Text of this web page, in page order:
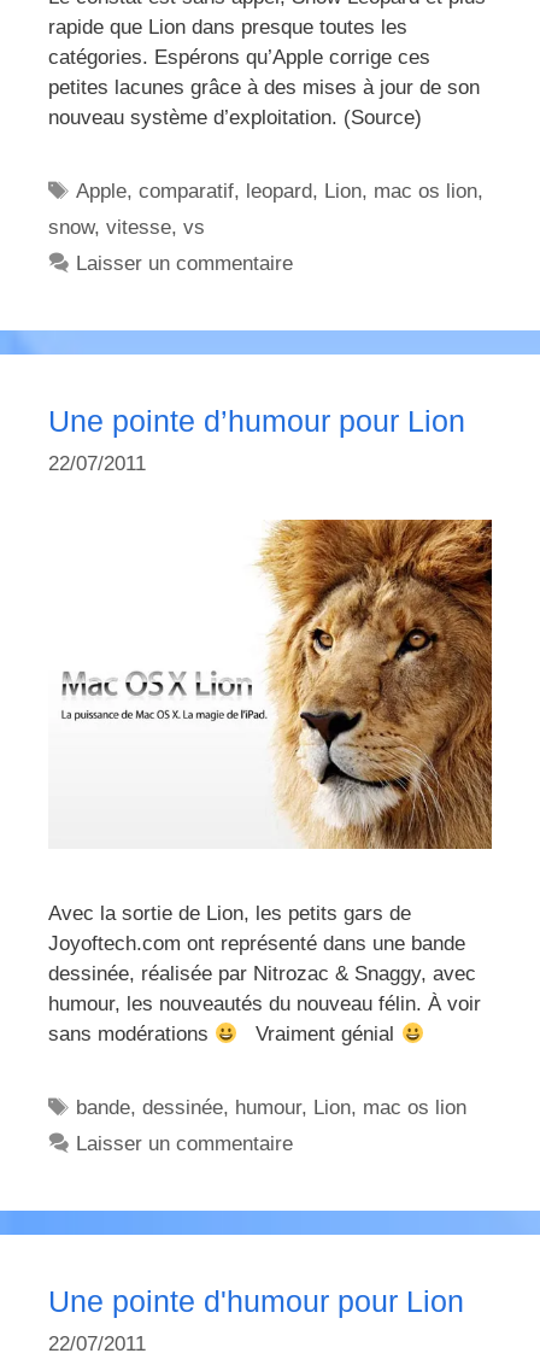
rapide que Lion dans presque toutes les
catégories. Espérons qu’Apple corrige ces
petites lacunes grâce à des mises à jour de son
nouveau système d’exploitation. (Source)
Étiquettes
Apple,comparatif, leopard, Lion, mac os lion,
snow, vitesse, vs
Laisser un commentaire
Une pointe d’humour pour Lion
22/07/2011
Avec la sortie de Lion, les petits gars de
Joyoftech.com ont représenté dans une bande
dessinée, réalisée par Nitrozac & Snaggy, avec
humour, les nouveautés du nouveau félin. À voir
sans modérations
Vraiment génial
Étiquettes
bande,dessinée, humour, Lion, mac os lion
Laisser un commentaire
Une pointe d'humour pour Lion
22/07/2011